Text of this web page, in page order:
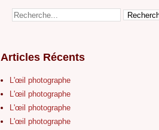
Articles Récents
L'œil photographe
L'œil photographe
L'œil photographe
L'œil photographe